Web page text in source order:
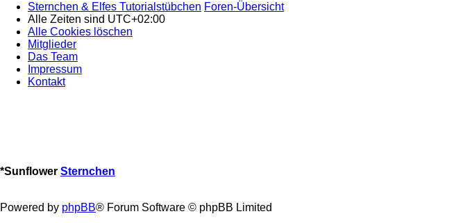
Sternchen & Elfes Tutorialstübchen Foren-Übersicht
Alle Zeiten sind UTC+02:00
Alle Cookies löschen
Mitglieder
Das Team
Impressum
Kontakt
*Sunflower Sternchen
Powered by phpBB® Forum Software © phpBB Limited